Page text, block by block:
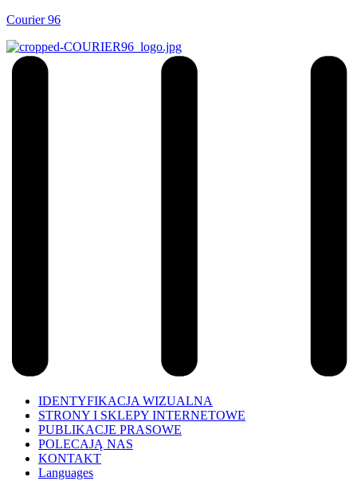
Courier 96
IDENTYFIKACJA WIZUALNA
STRONY I SKLEPY INTERNETOWE
PUBLIKACJE PRASOWE
POLECAJĄ NAS
KONTAKT
Languages